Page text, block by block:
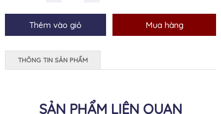
THÔNG TIN SẢN PHẨM
SẢN PHẨM LIÊN QUAN